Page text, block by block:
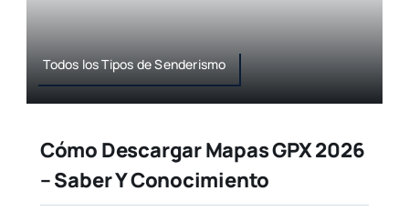
Todos los Tipos de Senderismo
Cómo Descargar Mapas GPX 2026
– Saber Y Conocimiento